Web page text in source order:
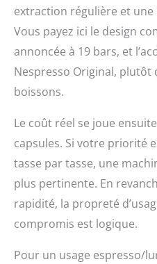
extraction régulière et
Vous payez ici le design
annoncée à 19 bars, et
Nespresso Original, plutôt
boissons.
Le coût réel se joue
capsules. Si votre priorité
tasse par tasse, une
plus pertinente. En
rapidité, la propreté
compromis est logique.
Pour un usage espresso/